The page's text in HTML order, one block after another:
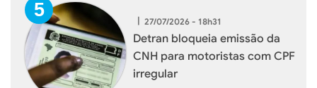
| 27/07/2026 - 18h31
Detran bloqueia emissão da
CNH para motoristas com CPF
irregular